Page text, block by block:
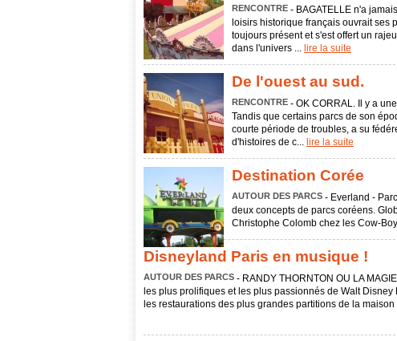
RENCONTRE - BAGATELLE n'a
loisirs historique français ouvrait ses
toujours présent et s'est offert un
dans l'univers ... lire la suite
De l'ouest au sud.
RENCONTRE - OK CORRAL. Il y a
Tandis que certains parcs de son
courte période de troubles, a su
d'histoires de c... lire la suite
Destination Corée
AUTOUR DES PARCS - Everland -
deux concepts de parcs coréens.
Christophe Colomb chez les Cow-
Disneyland Paris en musique !
AUTOUR DES PARCS - RANDY THORNTON OU LA
les plus prolifiques et les plus passionnés de Walt
les restaurations des plus grandes partitions de la